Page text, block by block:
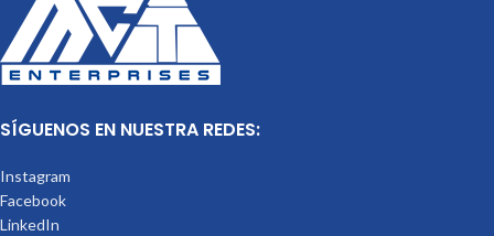
SÍGUENOS EN NUESTRA REDES:
Instagram
Facebook
LinkedIn